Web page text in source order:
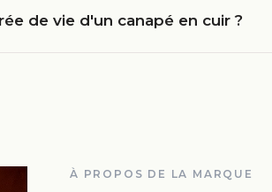
de vie d'un canapé en cuir ?
À PROPOS DE LA MARQUE